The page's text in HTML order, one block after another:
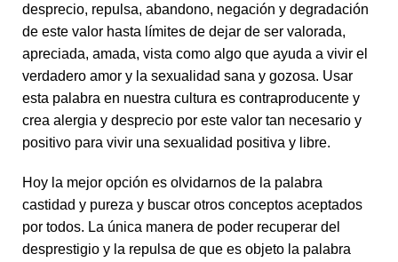
desprecio, repulsa, abandono, negación y degradación
de este valor hasta límites de dejar de ser valorada,
apreciada, amada, vista como algo que ayuda a vivir el
verdadero amor y la sexualidad sana y gozosa. Usar
esta palabra en nuestra cultura es contraproducente y
crea alergia y desprecio por este valor tan necesario y
positivo para vivir una sexualidad positiva y libre.
Hoy la mejor opción es olvidarnos de la palabra
castidad y pureza y buscar otros conceptos aceptados
por todos. La única manera de poder recuperar del
desprestigio y la repulsa de que es objeto la palabra